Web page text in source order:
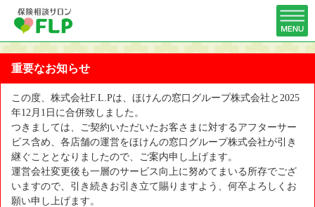
重要なお知らせ
この度、株式会社F.L.Pは、ほけんの窓口グループ株式会社と2025
年12月1日に合併致しました。
つきましては、ご契約いただいたお客さまに対するアフターサー
ビス含め、各店舗の運営をほけんの窓口グループ株式会社が引き
継ぐこととなりましたので、ご案内申し上げます。
運営会社変更後も一層のサービス向上に努めてまいる所存でござ
いますので、引き続きお引き立て賜りますよう、何卒よろしくお
願い申し上げます。